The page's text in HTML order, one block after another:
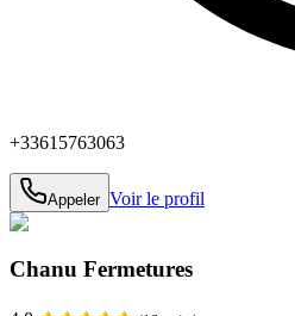
+33615763063
Appeler Voir le profil
Chanu Fermetures